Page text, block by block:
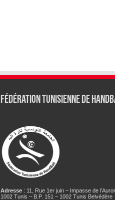
Fédération tunisienne de
Adresse: 11, Rue 1er juin – Impasse de
1002 Tunis – B.P. 151 – 1002 Tunis Belvédère